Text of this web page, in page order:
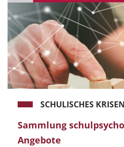
SCHULISCHES
Sammlung
Angebote